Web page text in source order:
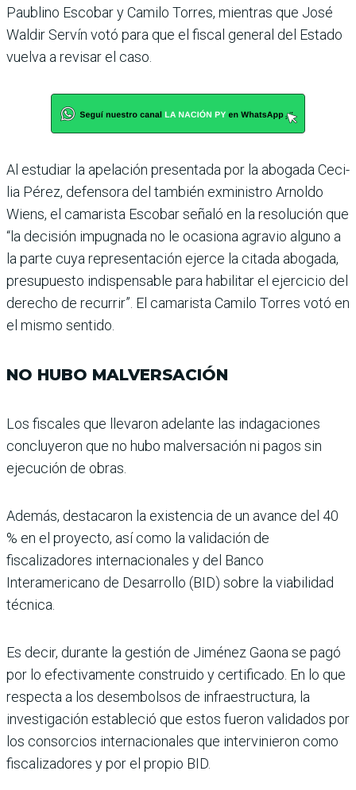
Paublino Esco­bar y Camilo Torres, mien­tras que José
Waldir Servín votó para que el fiscal gene­ral del Estado
vuelva a revi­sar el caso.
Al estudiar la apelación pre­sentada por la abogada Ceci­
lia Pérez, defensora del tam­bién exministro Arnoldo
Wiens, el camarista Escobar señaló en la resolución que
“la decisión impugnada no le ocasiona agravio alguno a
la parte cuya representación ejerce la citada abogada,
pre­supuesto indispensable para habilitar el ejercicio del
dere­cho de recurrir”. El cama­rista Camilo Torres votó en
el mismo sentido.
NO HUBO MALVERSACIÓN
Los fiscales que llevaron ade­lante las indagaciones
con­cluyeron que no hubo malver­sación ni pagos sin
ejecución de obras.
Además, destacaron la exis­tencia de un avance del 40
% en el proyecto, así como la validación de
fiscalizadores internacionales y del Banco
Interamericano de Desarro­llo (BID) sobre la viabilidad
técnica.
Es decir, durante la gestión de Jiménez Gaona se pagó
por lo efectivamente construido y certificado. En lo que
res­pecta a los desembolsos de infraestructura, la
investi­gación estableció que estos fueron validados por
los con­sorcios internacionales que intervinieron como
fiscali­zadores y por el propio BID.